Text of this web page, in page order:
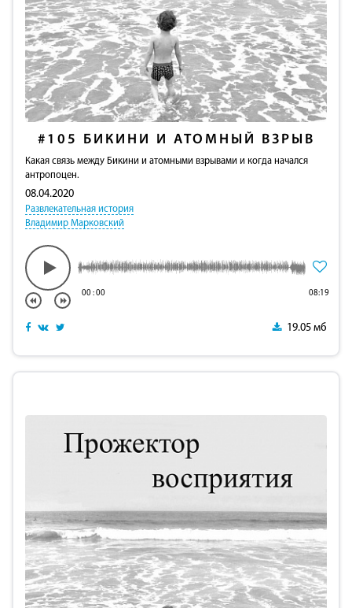
#105 БИКИНИ И АТОМНЫЙ ВЗРЫВ
Какая связь между Бикини и атомными взрывами и когда начался
антропоцен.
08.04.2020
Развлекательная история
Владимир Марковский
00:00 08:19
19.05 мб